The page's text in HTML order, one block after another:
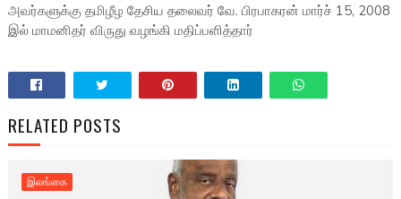
அவர்களுக்கு தமிழீழ தேசிய தலைவர் வே. பிரபாகரன் மார்ச் 15, 2008
இல் மாமனிதர் விருது வழங்கி மதிப்பளித்தார்
RELATED POSTS
இலங்கை